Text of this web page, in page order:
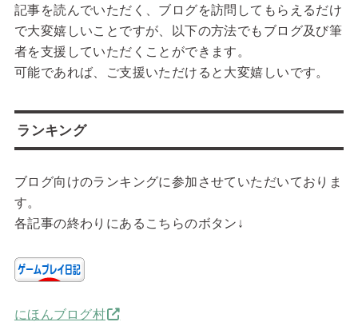
記事を読んでいただく、ブログを訪問してもらえるだけ
で大変嬉しいことですが、以下の方法でもブログ及び筆
者を支援していただくことができます。
可能であれば、ご支援いただけると大変嬉しいです。
ランキング
ブログ向けのランキングに参加させていただいておりま
す。
各記事の終わりにあるこちらのボタン↓
にほんブログ村